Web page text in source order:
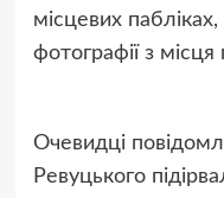
місцевих
фотографії з місця
Очевидці
Ревуцького